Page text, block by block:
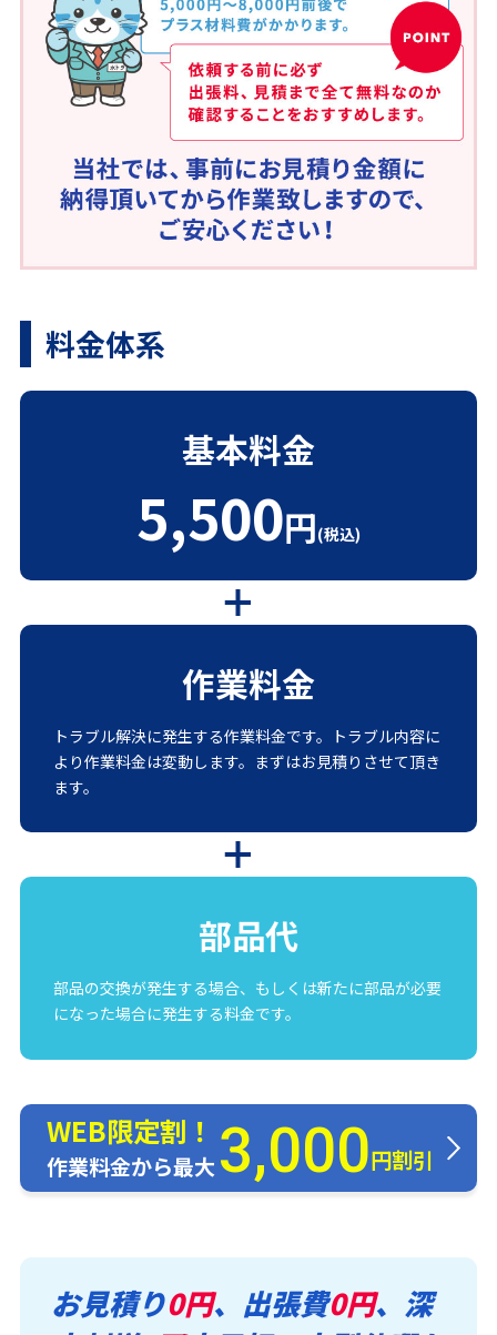
料金体系
基本料金
5,500円(税込)
作業料金
トラブル解決に発生する作業料金です。トラブル内容に
より作業料金は変動します。まずはお見積りさせて頂き
ます。
部品代
部品の交換が発生する場合、もしくは新たに部品が必要
になった場合に発生する料金です。
WEB限定割！
作業料金から最大3,000円割引
お見積り0円、出張費0円、深